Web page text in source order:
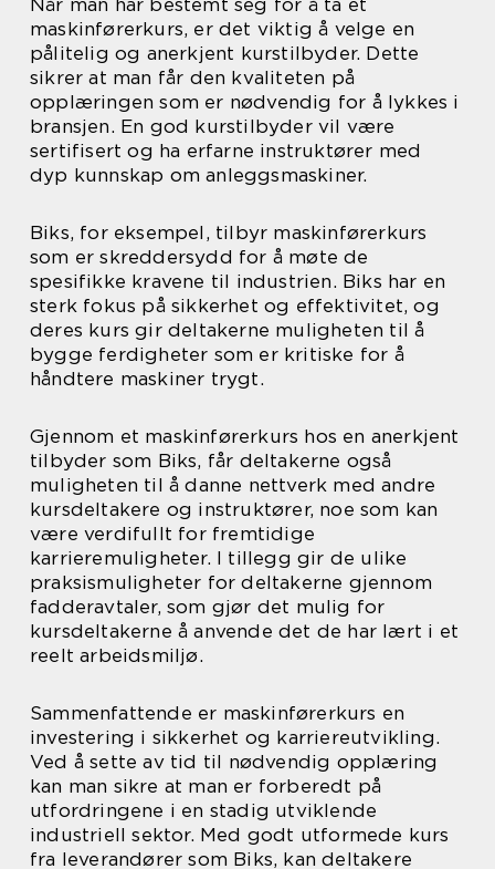
maskinførerkurs, er det viktig å velge en
pålitelig og anerkjent kurstilbyder. Dette
sikrer at man får den kvaliteten på
opplæringen som er nødvendig for å lykkes i
bransjen. En god kurstilbyder vil være
sertifisert og ha erfarne instruktører med
dyp kunnskap om anleggsmaskiner.
Biks, for eksempel, tilbyr maskinførerkurs
som er skreddersydd for å møte de
spesifikke kravene til industrien. Biks har en
sterk fokus på sikkerhet og effektivitet, og
deres kurs gir deltakerne muligheten til å
bygge ferdigheter som er kritiske for å
håndtere maskiner trygt.
Gjennom et maskinførerkurs hos en anerkjent
tilbyder som Biks, får deltakerne også
muligheten til å danne nettverk med andre
kursdeltakere og instruktører, noe som kan
være verdifullt for fremtidige
karrieremuligheter. I tillegg gir de ulike
praksismuligheter for deltakerne gjennom
fadderavtaler, som gjør det mulig for
kursdeltakerne å anvende det de har lært i et
reelt arbeidsmiljø.
Sammenfattende er maskinførerkurs en
investering i sikkerhet og karriereutvikling.
Ved å sette av tid til nødvendig opplæring
kan man sikre at man er forberedt på
utfordringene i en stadig utviklende
industriell sektor. Med godt utformede kurs
fra leverandører som Biks, kan deltakere